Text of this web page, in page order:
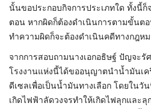
นั้นขอประกอบกิจการประเภทใด ทั้งนี้
ตอน หากผิดก็ต้องดำเนินการตามขั้นต
ทำความผิดก็จะต้องดำเนินคดีทางกฎห
จากการสอบถามนางเอกอธิษฐ์ ปัญจะรั
โรงงานแห่งนี้ได้ขออนุญาตนำน้ำมันเค
ดีเซลเพื่อเป็นน้ำมันทางเลือก โดยในวั
เกิดไฟฟ้าลัดวงจรทำให้เกิดไฟลุกและ